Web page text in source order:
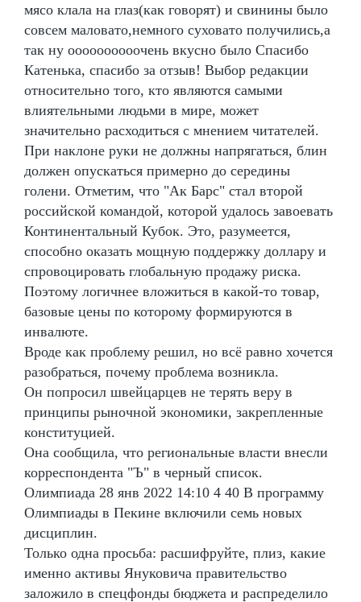
мясо клала на глаз(как говорят) и свинины было
совсем маловато,немного суховато получились,а
так ну оооооооооочень вкусно было Спасибо
Катенька, спасибо за отзыв! Выбор редакции
относительно того, кто являются самыми
влиятельными людьми в мире, может
значительно расходиться с мнением читателей.
При наклоне руки не должны напрягаться, блин
должен опускаться примерно до середины
голени. Отметим, что "Ак Барс" стал второй
российской командой, которой удалось завоевать
Континентальный Кубок. Это, разумеется,
способно оказать мощную поддержку доллару и
спровоцировать глобальную продажу риска.
Поэтому логичнее вложиться в какой-то товар,
базовые цены по которому формируются в
инвалюте.
Вроде как проблему решил, но всё равно хочется
разобраться, почему проблема возникла.
Он попросил швейцарцев не терять веру в
принципы рыночной экономики, закрепленные
конституцией.
Она сообщила, что региональные власти внесли
корреспондента "Ъ" в черный список.
Олимпиада 28 янв 2022 14:10 4 40 В программу
Олимпиады в Пекине включили семь новых
дисциплин.
Только одна просьба: расшифруйте, плиз, какие
именно активы Януковича правительство
заложило в спецфонды бюджета и распределило